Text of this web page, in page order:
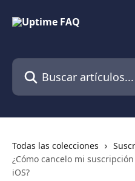
Buscar artículos...
Todas las colecciones
¿Cómo cancelo mi
iOS?